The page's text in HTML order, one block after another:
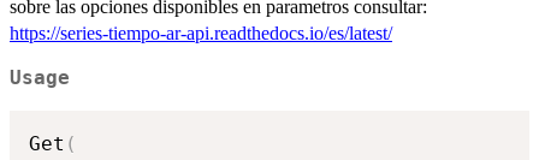
sobre las opciones disponibles en parametros consultar:
https://series-tiempo-ar-api.readthedocs.io/es/latest/
Usage
Get (